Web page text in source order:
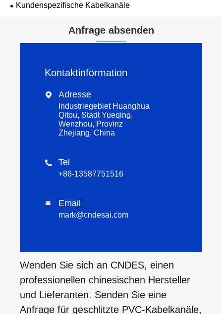
Kundenspezifische Kabelkanäle
Anfrage absenden
Kontaktinformation
 Adresse
Industriegebiet Huanghua
Qitou, Stadt Yueqing,
Wenzhou, Provinz
Zhejiang, China
 Tel
+86-13587751516
 Email
mark@cndesai.com
Wenden Sie sich an CNDES, einen
professionellen chinesischen Hersteller
und Lieferanten. Senden Sie eine
Anfrage für geschlitzte PVC-Kabelkanäle,